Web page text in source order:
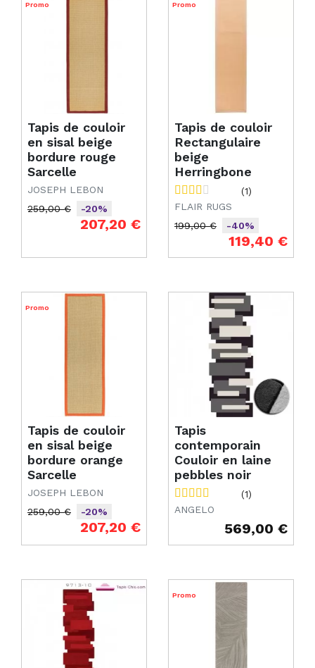
Tapis de couloir
en sisal beige
bordure rouge
Sarcelle
JOSEPH LEBON
Prix de base
259,00 €
-20%
207,20 €
Promo
Tapis de couloir
Rectangulaire
beige
Herringbone
(1)
FLAIR RUGS
Prix de base
199,00 €
-40%
119,40 €
Promo
Tapis de couloir
en sisal beige
bordure orange
Sarcelle
JOSEPH LEBON
Prix de base
259,00 €
-20%
207,20 €
Promo
Tapis
contemporain
Couloir en laine
pebbles noir
(1)
ANGELO
569,00 €
Promo